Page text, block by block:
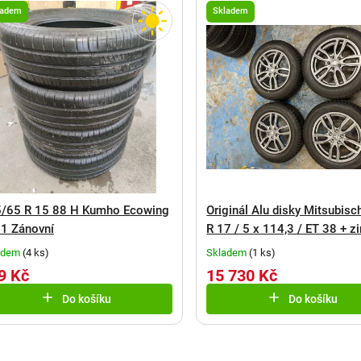
65 R 15 88 H Kumho Ecowing
Zánovní
(4 ks)
Kč
Do košíku
Skladem
Originál Alu disky
R 17 / 5 x 114,3 / ET 38 +
pneu Falken 215/65 R 17 99
Skladem(1 ks)
15 730 Kč
Do košíku